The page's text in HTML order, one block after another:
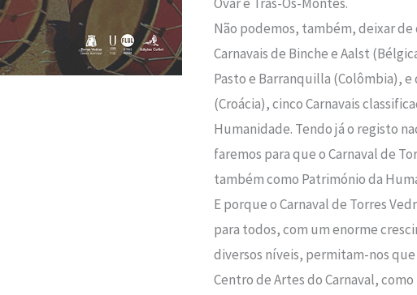
Não podemos, também, deixar
Carnavais de Binche e Aalst
Pasto e Barranquilla (Colômbia), e
(Croácia), cinco Carnavais
Humanidade. Tendo já o registo
faremos para que o Carnaval de
também como Património da
E porque o Carnaval de Torres
para todos, com um enorme
diversos níveis, permitam-nos
Centro de Artes do Carnaval,